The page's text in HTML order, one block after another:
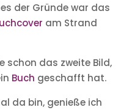
der Gründe war das
am Strand
schon das zweite Bild,
Buch geschafft hat.
da bin, genieße ich